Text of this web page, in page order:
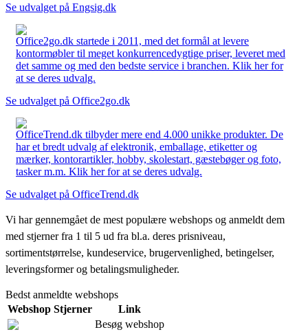
Se udvalget på Engsig.dk
Office2go.dk startede i 2011, med det formål at levere
kontormøbler til meget konkurrencedygtige priser, leveret med
det samme og med den bedste service i branchen. Klik her for
at se deres udvalg.
Se udvalget på Office2go.dk
OfficeTrend.dk tilbyder mere end 4.000 unikke produkter. De
har et bredt udvalg af elektronik, emballage, etiketter og
mærker, kontorartikler, hobby, skolestart, gæstebøger og foto,
tasker m.m. Klik her for at se deres udvalg.
Se udvalget på OfficeTrend.dk
Vi har gennemgået de mest populære webshops og anmeldt dem
med stjerner fra 1 til 5 ud fra bl.a. deres prisniveau,
sortimentstørrelse, kundeservice, brugervenlighed, betingelser,
leveringsformer og betalingsmuligheder.
Bedst anmeldte webshops
Webshop Stjerner
Link
Besøg webshop